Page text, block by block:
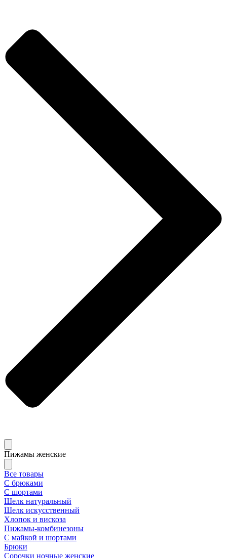
Пижамы женские
Все товары
С брюками
С шортами
Шелк натуральный
Шелк искусственный
Хлопок и вискоза
Пижамы-комбинезоны
С майкой и шортами
Брюки
Сорочки ночные женские